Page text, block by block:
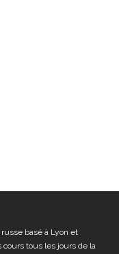
basé à Lyon et
cours tous les jours de la